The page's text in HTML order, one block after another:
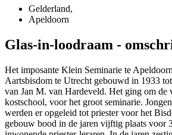
Gelderland,
Apeldoorn
Glas-in-loodraam -
Het imposante Klein Seminarie te
Aartsbisdom te Utrecht gebouwd in 1933
van Jan M. van Hardeveld. Het ging om de
kostschool, voor het groot seminarie.
werden er opgeleid tot priester voor het
gebouw bood in de jaren vijftig plaats voor